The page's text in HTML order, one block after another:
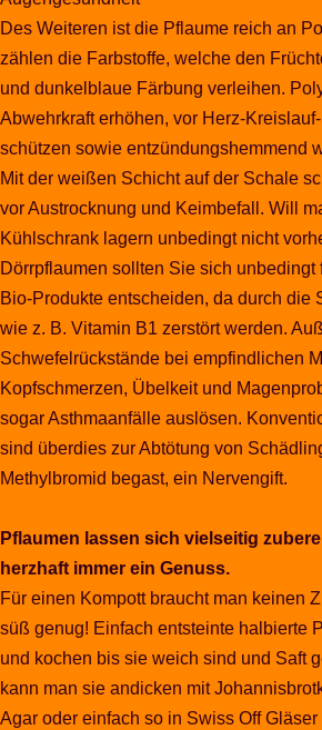
Des Weiteren ist die Pflaume reich an
zählen die Farbstoffe, welche den
und dunkelblaue Färbung verleihen.
Abwehrkraft erhöhen, vor Herz-
schützen sowie entzündungshemmend
Mit der weißen Schicht auf der Schale
vor Austrocknung und Keimbefall. Will
Kühlschrank lagern unbedingt nicht
Dörrpflaumen sollten Sie sich unbedingt
Bio-Produkte entscheiden, da durch die
wie z. B. Vitamin B1 zerstört werden.
Schwefelrückstände bei empfindlichen
Kopfschmerzen, Übelkeit und
sogar Asthmaanfälle auslösen.
sind überdies zur Abtötung von
Methylbromid begast, ein Nervengift.
Pflaumen lassen sich vielseitig
herzhaft immer ein Genuss.
Für einen Kompott braucht man keinen
süß genug! Einfach entsteinte halbierte
und kochen bis sie weich sind und Saft
kann man sie andicken mit
Agar oder einfach so in Swiss Off